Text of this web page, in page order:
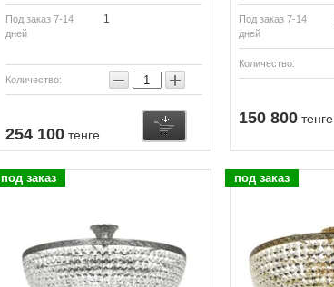
Под заказ 7-14
дней
1
Количество: − +
254 100тенге
Под заказ 7-14
дней
Количество:
150 800тенге
под заказ под заказ